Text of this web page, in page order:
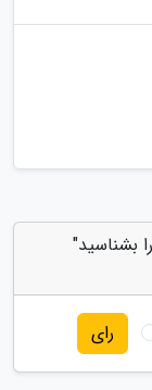
بشناسید"
رای